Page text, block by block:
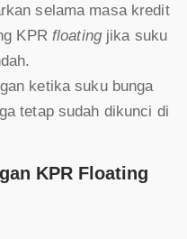
selama masa kredit
KPR floating jika suku
ketika suku bunga
tetap sudah dikunci di
KPR Floating